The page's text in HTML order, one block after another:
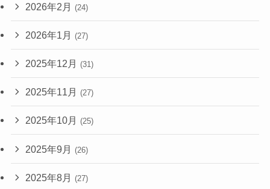
2026年2月 (24)
2026年1月 (27)
2025年12月 (31)
2025年11月 (27)
2025年10月 (25)
2025年9月 (26)
2025年8月 (27)